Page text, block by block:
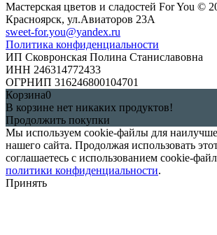
Мастерская цветов и сладостей For You ©
Красноярск, ул.Авиаторов 23А
sweet-for.you@yandex.ru
Политика конфиденциальности
ИП Сковронская Полина Станиславовна
ИНН 246314772433
ОГРНИП 316246800104701
Корзина0
В корзине нет никаких продуктов!
Продолжить покупки
Мы используем cookie-файлы для
нашего сайта. Продолжая использовать
соглашаетесь с использованием cookie-
политики конфиденциальности.
Принять